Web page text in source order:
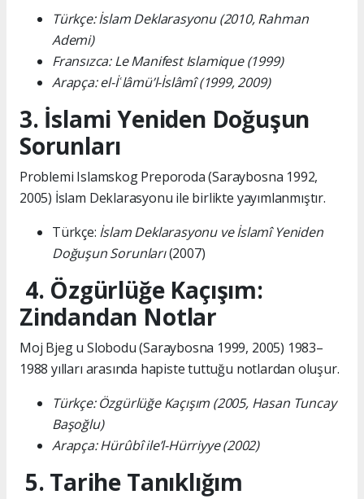
Türkçe: İslam Deklarasyonu (2010, Rahman
Ademi)
Fransızca: Le Manifest Islamique (1999)
Arapça: el-İʿlâmü’l-İslâmî (1999, 2009)
3. İslami Yeniden Doğuşun
Sorunları
Problemi Islamskog Preporoda (Saraybosna 1992,
2005) İslam Deklarasyonu ile birlikte yayımlanmıştır.
Türkçe: İslam Deklarasyonu ve İslamî Yeniden
Doğuşun Sorunları(2007)
4. Özgürlüğe Kaçışım:
Zindandan Notlar
Moj Bjeg u Slobodu (Saraybosna 1999, 2005) 1983–
1988 yılları arasında hapiste tuttuğu notlardan oluşur.
Türkçe: Özgürlüğe Kaçışım (2005, Hasan Tuncay
Başoğlu)
Arapça: Hürûbî ile’l-Hürriyye (2002)
5. Tarihe Tanıklığım